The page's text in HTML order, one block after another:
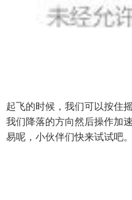
起飞的时候，我们可以按住
我们降落的方向然后操作加
易呢，小伙伴们快来试试吧。